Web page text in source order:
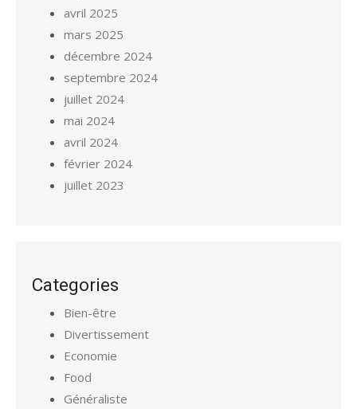
avril 2025
mars 2025
décembre 2024
septembre 2024
juillet 2024
mai 2024
avril 2024
février 2024
juillet 2023
Categories
Bien-être
Divertissement
Economie
Food
Généraliste